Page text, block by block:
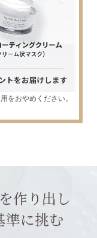
をおやめください。
作り出し
準に挑む